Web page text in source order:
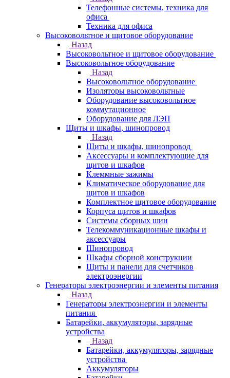
Телефонные системы, техника для
офиса
Техника для офиса
Высоковольтное и щитовое оборудование
Назад
Высоковольтное и щитовое оборудование
Высоковольтное оборудование
Назад
Высоковольтное оборудование
Изоляторы высоковольтные
Оборудование высоковольтное
коммутационное
Оборудование для ЛЭП
Щиты и шкафы, шинопровод
Назад
Щиты и шкафы, шинопровод
Аксессуары и комплектующие для
щитов и шкафов
Клеммные зажимы
Климатическое оборудование для
щитов и шкафов
Комплектное щитовое оборудование
Корпуса щитов и шкафов
Системы сборных шин
Телекоммуникационные шкафы и
аксессуары
Шинопровод
Шкафы сборной конструкции
Щиты и панели для счетчиков
электроэнергии
Генераторы электроэнергии и элементы питания
Назад
Генераторы электроэнергии и элементы
питания
Батарейки, аккумуляторы, зарядные
устройства
Назад
Батарейки, аккумуляторы, зарядные
устройства
Аккумуляторы